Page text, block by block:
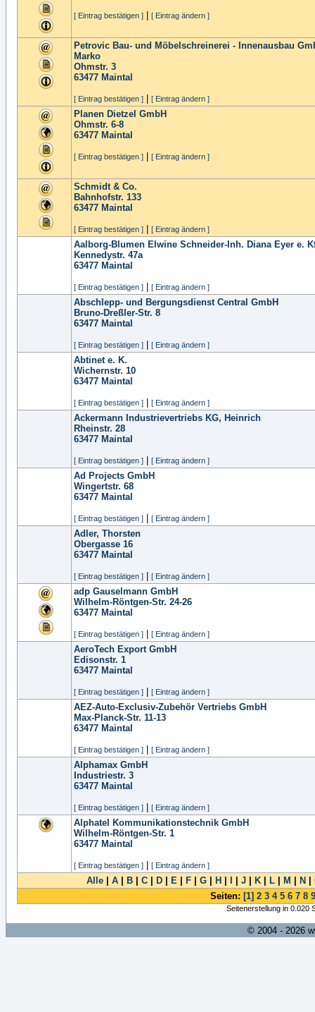
[ Eintrag bestätigen ] [ Eintrag ändern ]
Petrovic Bau- und Möbelschreinerei - Innenausbau
Marko
Ohmstr. 3
63477 Maintal
[ Eintrag bestätigen ] [ Eintrag ändern ]
Planen Dietzel GmbH
Ohmstr. 6-8
63477 Maintal
[ Eintrag bestätigen ] [ Eintrag ändern ]
Schmidt & Co.
Bahnhofstr. 133
63477 Maintal
[ Eintrag bestätigen ] [ Eintrag ändern ]
Aalborg-Blumen Elwine Schneider-Inh. Diana Eyer e.
Kennedystr. 47a
63477 Maintal
[ Eintrag bestätigen ] [ Eintrag ändern ]
Abschlepp- und Bergungsdienst Central GmbH
Bruno-Dreßler-Str. 8
63477 Maintal
[ Eintrag bestätigen ] [ Eintrag ändern ]
Abtinet e. K.
Wichernstr. 10
63477 Maintal
[ Eintrag bestätigen ] [ Eintrag ändern ]
Ackermann Industrievertriebs KG, Heinrich
Rheinstr. 28
63477 Maintal
[ Eintrag bestätigen ] [ Eintrag ändern ]
Ad Projects GmbH
Wingertstr. 68
63477 Maintal
[ Eintrag bestätigen ] [ Eintrag ändern ]
Adler, Thorsten
Obergasse 16
63477 Maintal
[ Eintrag bestätigen ] [ Eintrag ändern ]
adp Gauselmann GmbH
Wilhelm-Röntgen-Str. 24-26
63477 Maintal
[ Eintrag bestätigen ] [ Eintrag ändern ]
AeroTech Export GmbH
Edisonstr. 1
63477 Maintal
[ Eintrag bestätigen ] [ Eintrag ändern ]
AEZ-Auto-Exclusiv-Zubehör Vertriebs GmbH
Max-Planck-Str. 11-13
63477 Maintal
[ Eintrag bestätigen ] [ Eintrag ändern ]
Alphamax GmbH
Industriestr. 3
63477 Maintal
[ Eintrag bestätigen ] [ Eintrag ändern ]
Alphatel Kommunikationstechnik GmbH
Wilhelm-Röntgen-Str. 1
63477 Maintal
[ Eintrag bestätigen ] [ Eintrag ändern ]
Alle A B C D E F G H J K L M N
Seiten: [1] 2 3 4 5 6 7 8 9
Seitenerstellung in 0.020
© 2004 - 2026